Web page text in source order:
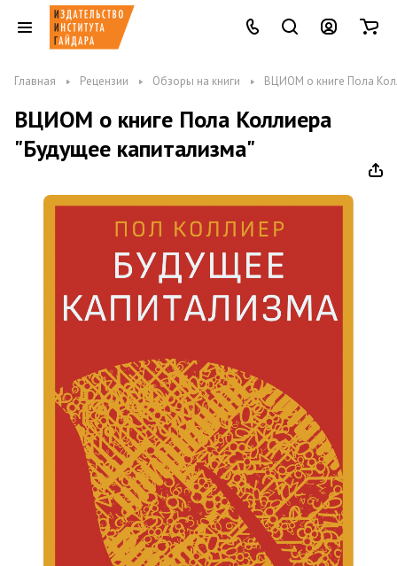
Главная Рецензии Обзоры на книги ВЦИОМ о книге Пола
ВЦИОМ о книге Пола Коллиера
"Будущее капитализма"